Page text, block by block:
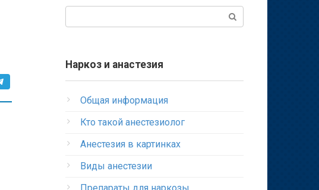
Наркоз и анастезия
Общая информация
Кто такой анестезиолог
Анестезия в картинках
Виды анестезии